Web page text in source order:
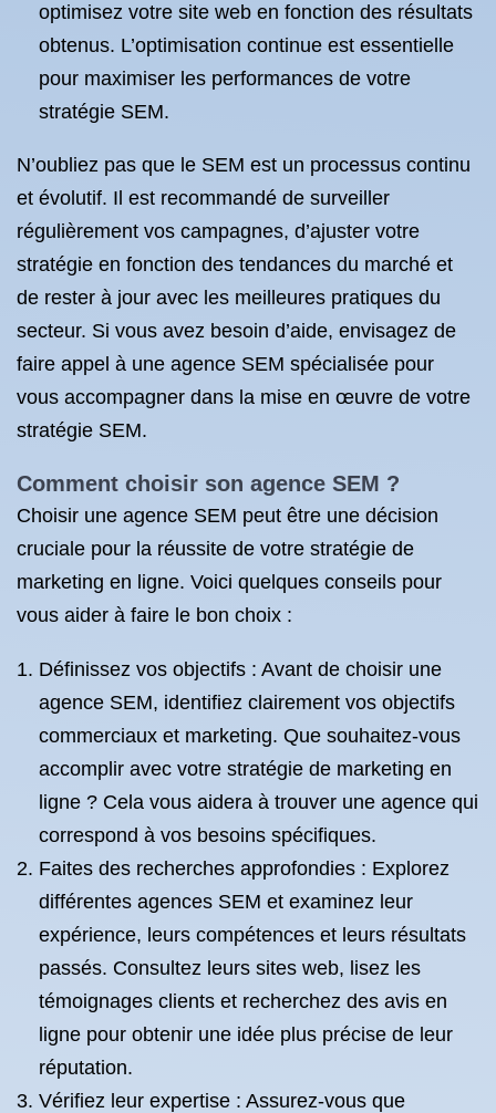
optimisez votre site web en fonction des résultats
obtenus. L’optimisation continue est essentielle
pour maximiser les performances de votre
stratégie SEM.
N’oubliez pas que le SEM est un processus continu
et évolutif. Il est recommandé de surveiller
régulièrement vos campagnes, d’ajuster votre
stratégie en fonction des tendances du marché et
de rester à jour avec les meilleures pratiques du
secteur. Si vous avez besoin d’aide, envisagez de
faire appel à une agence SEM spécialisée pour
vous accompagner dans la mise en œuvre de votre
stratégie SEM.
Comment choisir son agence SEM ?
Choisir une agence SEM peut être une décision
cruciale pour la réussite de votre stratégie de
marketing en ligne. Voici quelques conseils pour
vous aider à faire le bon choix :
Définissez vos objectifs : Avant de choisir une
agence SEM, identifiez clairement vos objectifs
commerciaux et marketing. Que souhaitez-vous
accomplir avec votre stratégie de marketing en
ligne ? Cela vous aidera à trouver une agence qui
correspond à vos besoins spécifiques.
Faites des recherches approfondies : Explorez
différentes agences SEM et examinez leur
expérience, leurs compétences et leurs résultats
passés. Consultez leurs sites web, lisez les
témoignages clients et recherchez des avis en
ligne pour obtenir une idée plus précise de leur
réputation.
Vérifiez leur expertise : Assurez-vous que